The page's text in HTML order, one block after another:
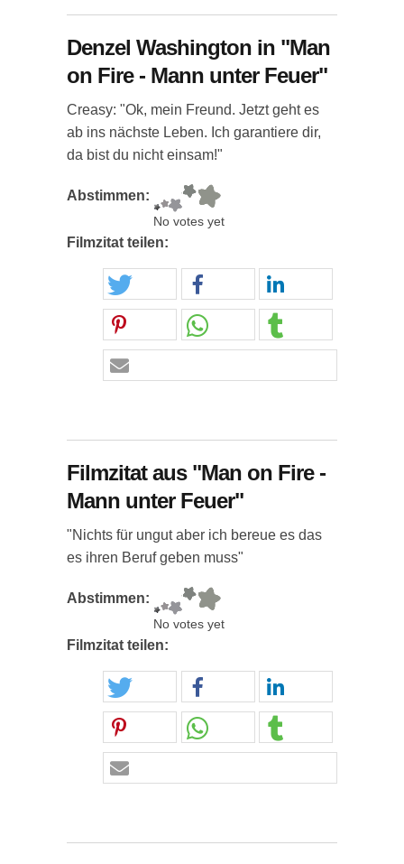
Denzel Washington in "Man
on Fire - Mann unter Feuer"
Creasy: "Ok, mein Freund. Jetzt geht es
ab ins nächste Leben. Ich garantiere dir,
da bist du nicht einsam!"
Abstimmen:
No votes yet
Filmzitat teilen:
Filmzitat aus "Man on Fire -
Mann unter Feuer"
"Nichts für ungut aber ich bereue es das
es ihren Beruf geben muss"
Abstimmen:
No votes yet
Filmzitat teilen: